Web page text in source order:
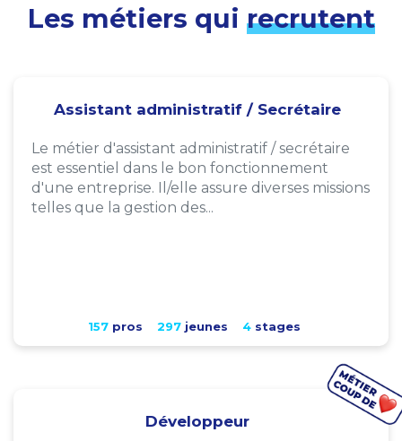
Les métiers qui recrutent
Assistant administratif / Secrétaire
Le métier d'assistant administratif / secrétaire
est essentiel dans le bon fonctionnement
d'une entreprise. Il/elle assure diverses missions
telles que la gestion des...
157pros 297jeunes 4stages
Développeur